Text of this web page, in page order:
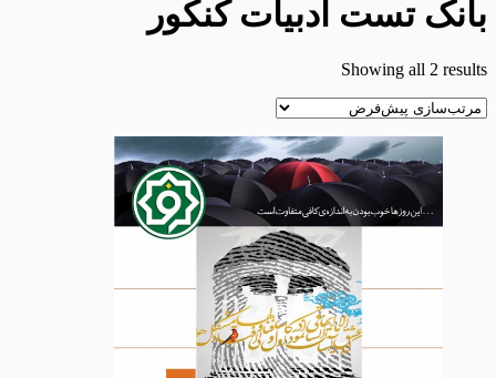
بانک تست ادبیات کنکور
Showing all 2 results